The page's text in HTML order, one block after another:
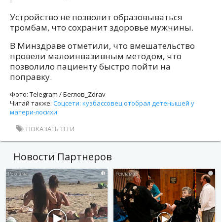
Устройство не позволит образовываться
тромбам, что сохранит здоровье мужчины.
В Минздраве отметили, что вмешательство
провели малоинвазивным методом, что
позволило пациенту быстро пойти на
поправку.
Фото: Telegram / Беглов_Zdrav
Читай также: Соцсети: кузбассовец отобрал детенышей у
матери-лосихи
ПОКАЗАТЬ ТЕГИ
Новости Партнеров
i i